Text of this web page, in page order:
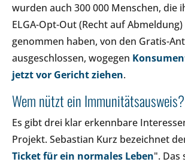
wurden auch 300 000 Menschen, die
ELGA-Opt-Out (Recht auf
genommen haben, von den Gratis-
ausgeschlossen, wogegen
jetzt vor Gericht ziehen.
Wem nützt ein Immunitätsausweis?
Es gibt drei klar erkennbare
Projekt. Sebastian Kurz bezeichnet
Ticket für ein normales Leben". Das